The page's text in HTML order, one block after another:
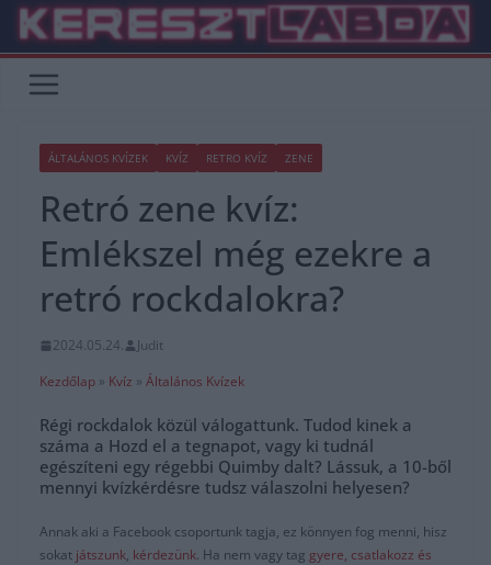
Skip
content
ÁLTALÁNOS KVÍZEK KVÍZ RETRO KVÍZ ZENE
Retró zene kvíz:
Emlékszel még ezekre a
retró rockdalokra?
2024.05.24.
Judit
Kezdőlap » Kvíz » Általános Kvízek
Régi rockdalok közül válogattunk. Tudod kinek a
száma a Hozd el a tegnapot, vagy ki tudnál
egészíteni egy régebbi Quimby dalt? Lássuk, a 10-ből
mennyi kvízkérdésre tudsz válaszolni helyesen?
Annak aki a Facebook csoportunk tagja, ez könnyen fog menni, hisz
sokat játszunk, kérdezünk. Ha nem vagy tag gyere, csatlakozz és